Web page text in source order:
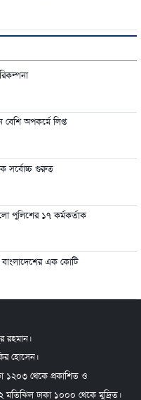
অপকর্মে লিপ্ত
সর্বোচ্চ গুরুত্
পুলিশের ১৭ কর্মকর্তাক
এক কোটি
রহমান।
হোসেন।
১২০৩ থেকে প্রকাশিত ও
মতিঝিল ঢাকা ১০০০ থেকে মুদ্রিত।